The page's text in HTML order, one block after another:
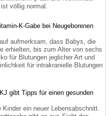
völlig normal.
K-Gabe bei Neugeborenen
aufmerksam, dass Babys, die
erhielten, bis zum Alter von sechs
für Blutungen jeglicher Art und
für intrakranielle Blutungen
gibt Tipps für einen gesunden
ein neuer Lebensabschnitt.